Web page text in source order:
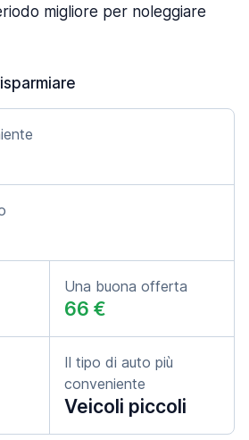
migliore per noleggiare
Una buona offerta
66 €
Il tipo di auto più
conveniente
Veicoli piccoli